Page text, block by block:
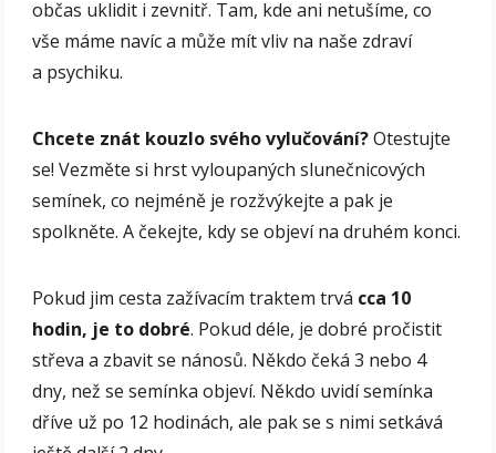
občas uklidit i zevnitř. Tam, kde ani netušíme, co
vše máme navíc a může mít vliv na naše zdraví
a psychiku.
Chcete znát kouzlo svého vylučování?Otestujte
se! Vezměte si hrst vyloupaných slunečnicových
semínek, co nejméně je rozžvýkejte a pak je
spolkněte. A čekejte, kdy se objeví na druhém konci.
Pokud jim cesta zažívacím traktem trvá cca 10
hodin, je to dobré. Pokud déle, je dobré pročistit
střeva a zbavit se nánosů. Někdo čeká 3 nebo 4
dny, než se semínka objeví. Někdo uvidí semínka
dříve už po 12 hodinách, ale pak se s nimi setkává